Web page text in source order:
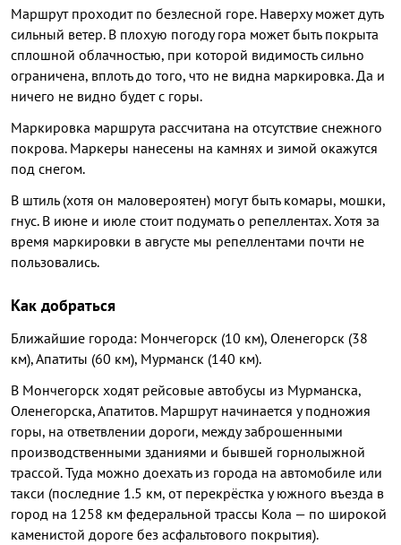
Маршрут проходит по безлесной горе. Наверху может дуть
сильный ветер. В плохую погоду гора может быть покрыта
сплошной облачностью, при которой видимость сильно
ограничена, вплоть до того, что не видна маркировка. Да и
ничего не видно будет с горы.
Маркировка маршрута рассчитана на отсутствие снежного
покрова. Маркеры нанесены на камнях и зимой окажутся
под снегом.
В штиль (хотя он маловероятен) могут быть комары, мошки,
гнус. В июне и июле стоит подумать о репеллентах. Хотя за
время маркировки в августе мы репеллентами почти не
пользовались.
Как добраться
Ближайшие города: Мончегорск (10 км), Оленегорск (38
км), Апатиты (60 км), Мурманск (140 км).
В Мончегорск ходят рейсовые автобусы из Мурманска,
Оленегорска, Апатитов. Маршрут начинается у подножия
горы, на ответвлении дороги, между заброшенными
производственными зданиями и бывшей горнолыжной
трассой. Туда можно доехать из города на автомобиле или
такси (последние 1.5 км, от перекрёстка у южного въезда в
город на 1258 км федеральной трассы Кола — по широкой
каменистой дороге без асфальтового покрытия).